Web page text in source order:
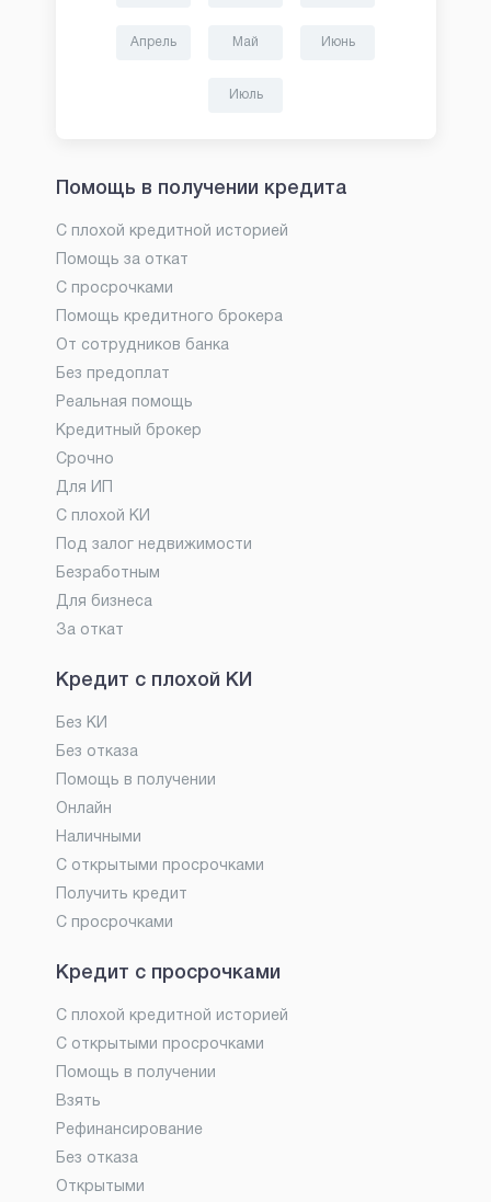
Апрель Май Июнь
Июль
Помощь в получении кредита
С плохой кредитной историей
Помощь за откат
С просрочками
Помощь кредитного брокера
От сотрудников банка
Без предоплат
Реальная помощь
Кредитный брокер
Срочно
Для ИП
С плохой КИ
Под залог недвижимости
Безработным
Для бизнеса
За откат
Кредит с плохой КИ
Без КИ
Без отказа
Помощь в получении
Онлайн
Наличными
С открытыми просрочками
Получить кредит
С просрочками
Кредит с просрочками
С плохой кредитной историей
С открытыми просрочками
Помощь в получении
Взять
Рефинансирование
Без отказа
Открытыми